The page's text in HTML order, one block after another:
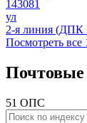
143081
ул
2-я линия (ДПК
Посмотреть
Почтовые
51 ОПС